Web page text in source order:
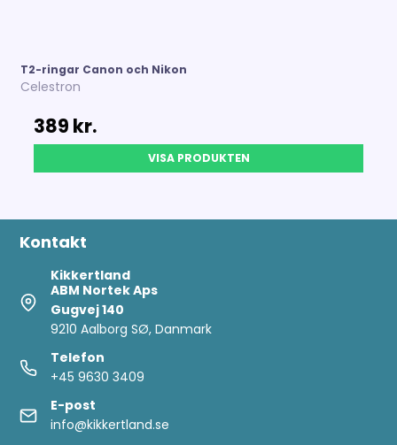
T2-ringar Canon och Nikon
Celestron
389 kr.
VISA PRODUKTEN
Kontakt
Kikkertland
ABM Nortek Aps
Gugvej 140
9210 Aalborg SØ, Danmark
Telefon
+45 9630 3409
E-post
info@kikkertland.se